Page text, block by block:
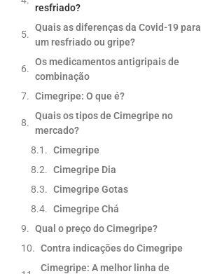
resfriado?
Quais as diferenças da Covid-19 para
um resfriado ou gripe?
Os medicamentos antigripais de
combinação
Cimegripe: O que é?
Quais os tipos de Cimegripe no
mercado?
Cimegripe
Cimegripe Dia
Cimegripe Gotas
Cimegripe Chá
Qual o preço do Cimegripe?
Contra indicações do Cimegripe
Cimegripe: A melhor linha de